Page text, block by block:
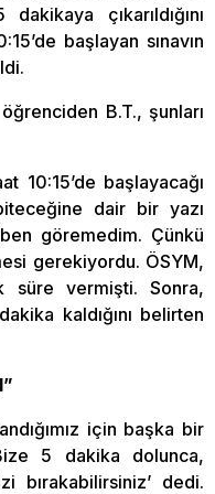
çıkarıldığını
başlayan sınavın
B.T., şunları
10:15’de başlayacağı
dair bir yazı
göremedim. Çünkü
gerekiyordu. ÖSYM,
süre vermişti. Sonra,
kaldığını belirten
için başka bir
5 dakika dolunca,
bırakabilirsiniz’ dedi.